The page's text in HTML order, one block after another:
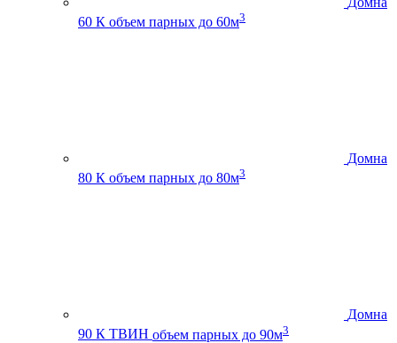
60 К объем парных до 60м3
Домна
80 К объем парных до 80м3
Домна
90 К ТВИН объем парных до 90м3